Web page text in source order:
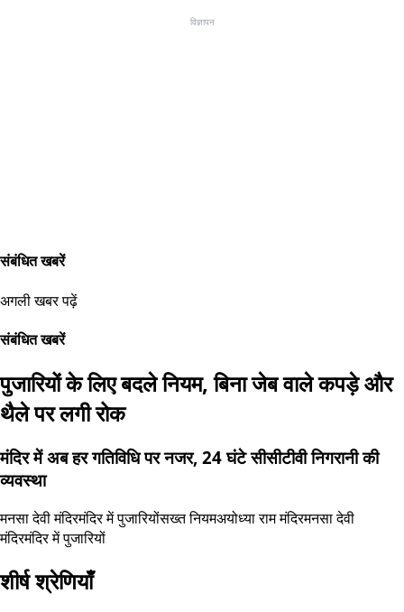
विज्ञापन
संबंधित खबरें
अगली खबर पढ़ें
संबंधित खबरें
पुजारियों के लिए बदले नियम, बिना जेब वाले कपड़े और
थैले पर लगी रोक
मंदिर में अब हर गतिविधि पर नजर, 24 घंटे सीसीटीवी निगरानी की
व्यवस्था
मनसा देवी मंदिरमंदिर में पुजारियोंसख्त नियमअयोध्या राम मंदिरमनसा देवी
मंदिरमंदिर में पुजारियों
शीर्ष श्रेणियाँ